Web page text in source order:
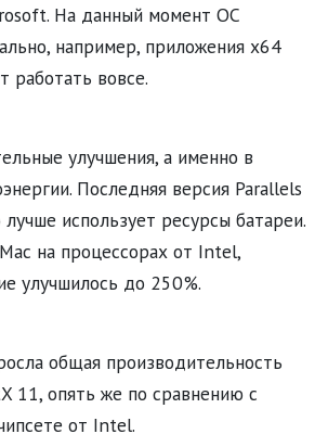
На данный момент ОС
например, приложения х64
работать вовсе.
улучшения, а именно в
Последняя версия Parallels
использует ресурсы батареи.
на процессорах от Intel,
улучшилось до 250%.
общая производительность
11, опять же по сравнению с
от Intel.